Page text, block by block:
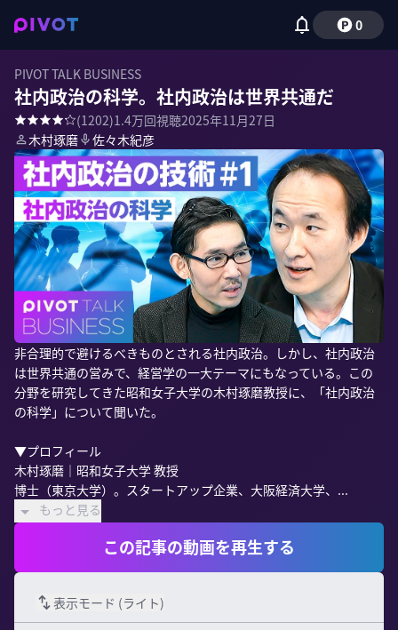
0
PIVOT TALK BUSINESS
社内政治の科学。社内政治は世界共通だ
(1202)1.4万回視聴2025年11月27日
木村琢磨
佐々木紀彦
非合理的で避けるべきものとされる社内政治。しかし、社内政治
は世界共通の営みで、経営学の一大テーマにもなっている。この
分野を研究してきた昭和女子大学の木村琢磨教授に、「社内政治
の科学」について聞いた。
▼プロフィール
木村琢磨｜昭和女子大学 教授
博士（東京大学）。スタートアップ企業、大阪経済大学、...
もっと見る
この記事の動画を再生する
表示モード (ライト)